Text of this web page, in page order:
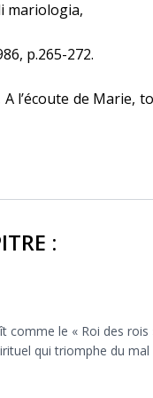
mariologia,
p.265-272.
A l’écoute de Marie,
:
comme le « Roi des rois
qui triomphe du mal